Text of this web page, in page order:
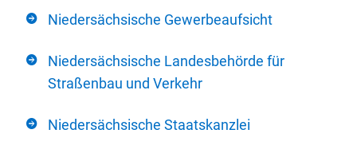
Niedersächsische Gewerbeaufsicht
Niedersächsische Landesbehörde für
Straßenbau und Verkehr
Niedersächsische Staatskanzlei